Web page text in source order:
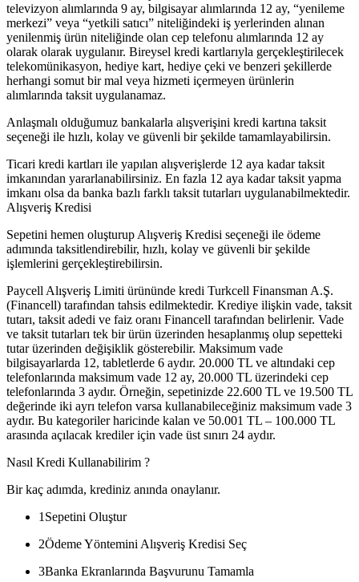
televizyon alımlarında 9 ay, bilgisayar alımlarında 12 ay, “yenileme
merkezi” veya “yetkili satıcı” niteliğindeki iş yerlerinden alınan
yenilenmiş ürün niteliğinde olan cep telefonu alımlarında 12 ay
olarak olarak uygulanır. Bireysel kredi kartlarıyla gerçekleştirilecek
telekomünikasyon, hediye kart, hediye çeki ve benzeri şekillerde
herhangi somut bir mal veya hizmeti içermeyen ürünlerin
alımlarında taksit uygulanamaz.
Anlaşmalı olduğumuz bankalarla alışverişini kredi kartına taksit
seçeneği ile hızlı, kolay ve güvenli bir şekilde tamamlayabilirsin.
Ticari kredi kartları ile yapılan alışverişlerde 12 aya kadar taksit
imkanından yararlanabilirsiniz. En fazla 12 aya kadar taksit yapma
imkanı olsa da banka bazlı farklı taksit tutarları uygulanabilmektedir.
Alışveriş Kredisi
Sepetini hemen oluşturup Alışveriş Kredisi seçeneği ile ödeme
adımında taksitlendirebilir, hızlı, kolay ve güvenli bir şekilde
işlemlerini gerçekleştirebilirsin.
Paycell Alışveriş Limiti ürününde kredi Turkcell Finansman A.Ş.
(Financell) tarafından tahsis edilmektedir. Krediye ilişkin vade, taksit
tutarı, taksit adedi ve faiz oranı Financell tarafından belirlenir. Vade
ve taksit tutarları tek bir ürün üzerinden hesaplanmış olup sepetteki
tutar üzerinden değişiklik gösterebilir. Maksimum vade
bilgisayarlarda 12, tabletlerde 6 aydır. 20.000 TL ve altındaki cep
telefonlarında maksimum vade 12 ay, 20.000 TL üzerindeki cep
telefonlarında 3 aydır. Örneğin, sepetinizde 22.600 TL ve 19.500 TL
değerinde iki ayrı telefon varsa kullanabileceğiniz maksimum vade 3
aydır. Bu kategoriler haricinde kalan ve 50.001 TL – 100.000 TL
arasında açılacak krediler için vade üst sınırı 24 aydır.
Nasıl Kredi Kullanabilirim ?
Bir kaç adımda, krediniz anında onaylanır.
1 Sepetini Oluştur
2Ödeme Yöntemini Alışveriş Kredisi Seç
3Banka Ekranlarında Başvurunu Tamamla